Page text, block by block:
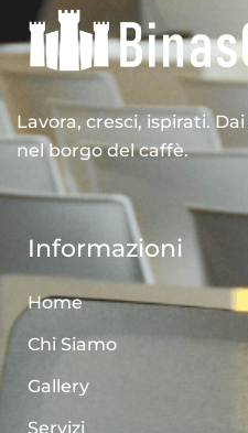
Lavora, cresci, ispirati.
nel borgo del caffè.
Informazioni
Home
Chi Siamo
Gallery
Servizi